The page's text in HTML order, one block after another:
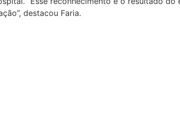
destacou Faria.